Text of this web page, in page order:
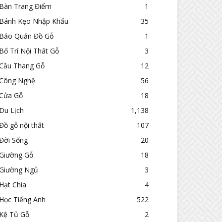
Trang Điểm
1
Kẹo Nhập Khẩu
35
Quản Đồ Gỗ
1
Trí Nội Thất Gỗ
3
Thang Gỗ
12
Nghệ
56
Gỗ
18
Lịch
1,138
gỗ nội thất
107
Sống
20
Gỗ
18
Ngủ
3
Chia
4
Tiếng Anh
522
Tủ Gỗ
2